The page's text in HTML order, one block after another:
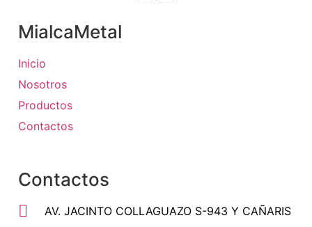
MialcaMetal
Inicio
Nosotros
Productos
Contactos
Contactos
AV. JACINTO COLLAGUAZO S-943 Y CAÑARIS